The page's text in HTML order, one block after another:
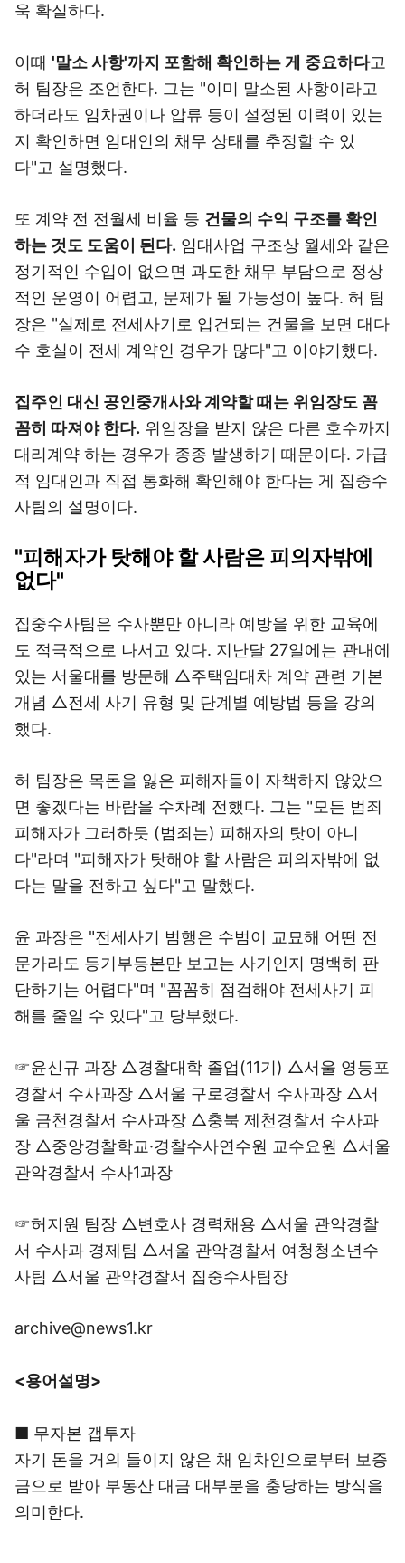
욱 확실하다.
이때 '말소 사항'까지 포함해 확인하는 게 중요하다고
허 팀장은 조언한다. 그는 "이미 말소된 사항이라고
하더라도 임차권이나 압류 등이 설정된 이력이 있는
지 확인하면 임대인의 채무 상태를 추정할 수 있
다"고 설명했다.
또 계약 전 전월세 비율 등 건물의 수익 구조를 확인
하는 것도 도움이 된다. 임대사업 구조상 월세와 같은
정기적인 수입이 없으면 과도한 채무 부담으로 정상
적인 운영이 어렵고, 문제가 될 가능성이 높다. 허 팀
장은 "실제로 전세사기로 입건되는 건물을 보면 대다
수 호실이 전세 계약인 경우가 많다"고 이야기했다.
집주인 대신 공인중개사와 계약할 때는 위임장도 꼼
꼼히 따져야 한다. 위임장을 받지 않은 다른 호수까지
대리계약 하는 경우가 종종 발생하기 때문이다. 가급
적 임대인과 직접 통화해 확인해야 한다는 게 집중수
사팀의 설명이다.
"피해자가 탓해야 할 사람은 피의자밖에
없다"
집중수사팀은 수사뿐만 아니라 예방을 위한 교육에
도 적극적으로 나서고 있다. 지난달 27일에는 관내에
있는 서울대를 방문해 △주택임대차 계약 관련 기본
개념 △전세 사기 유형 및 단계별 예방법 등을 강의
했다.
허 팀장은 목돈을 잃은 피해자들이 자책하지 않았으
면 좋겠다는 바람을 수차례 전했다. 그는 "모든 범죄
피해자가 그러하듯 (범죄는) 피해자의 탓이 아니
다"라며 "피해자가 탓해야 할 사람은 피의자밖에 없
다는 말을 전하고 싶다"고 말했다.
윤 과장은 "전세사기 범행은 수범이 교묘해 어떤 전
문가라도 등기부등본만 보고는 사기인지 명백히 판
단하기는 어렵다"며 "꼼꼼히 점검해야 전세사기 피
해를 줄일 수 있다"고 당부했다.
☞윤신규 과장 △경찰대학 졸업(11기) △서울 영등포
경찰서 수사과장 △서울 구로경찰서 수사과장 △서
울 금천경찰서 수사과장 △충북 제천경찰서 수사과
장 △중앙경찰학교·경찰수사연수원 교수요원 △서울
관악경찰서 수사1과장
☞허지원 팀장 △변호사 경력채용 △서울 관악경찰
서 수사과 경제팀 △서울 관악경찰서 여청청소년수
사팀 △서울 관악경찰서 집중수사팀장
archive@news1.kr
<용어설명>
■ 무자본 갭투자
자기 돈을 거의 들이지 않은 채 임차인으로부터 보증
금으로 받아 부동산 대금 대부분을 충당하는 방식을
의미한다.